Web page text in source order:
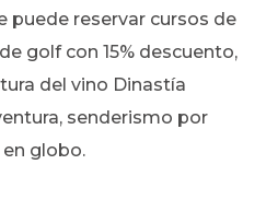
puede reservar cursos de
golf con 15% descuento,
del vino Dinastía
senderismo por
globo.